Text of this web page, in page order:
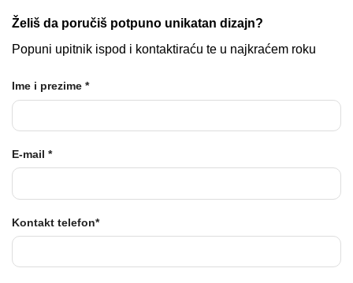
Želiš da poručiš potpuno unikatan dizajn?
Popuni upitnik ispod i kontaktiraću te u najkraćem roku
Ime i prezime *
E-mail *
Kontakt telefon*